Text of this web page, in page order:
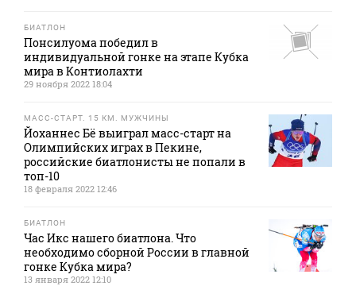
БИАТЛОН
Понсилуома победил в
индивидуальной гонке на этапе Кубка
мира в Контиолахти
29 ноября 2022 18:04
МАСС-СТАРТ. 15 КМ. МУЖЧИНЫ
Йоханнес Бё выиграл масс-старт на
Олимпийских играх в Пекине,
российские биатлонисты не попали в
топ-10
18 февраля 2022 12:46
БИАТЛОН
Час Икс нашего биатлона. Что
необходимо сборной России в главной
гонке Кубка мира?
13 января 2022 12:10